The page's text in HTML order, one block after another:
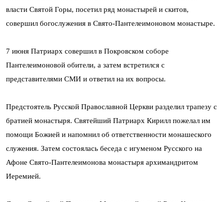
власти Святой Горы, посетил ряд монастырей и скитов,
совершил богослужения в Свято-Пантелеимоновом монастыре.
7 июня Патриарх совершил в Покровском соборе
Пантелеимоновой обители, а затем встретился с
представителями СМИ и ответил на их вопросы.
Предстоятель Русской Православной Церкви разделил трапезу с
братией монастыря. Святейший Патриарх Кирилл пожелал им
помощи Божией и напомнил об ответственности монашеского
служения. Затем состоялась беседа с игуменом Русского на
Афоне Свято-Пантелеимонова монастыря архимандритом
Иеремией.